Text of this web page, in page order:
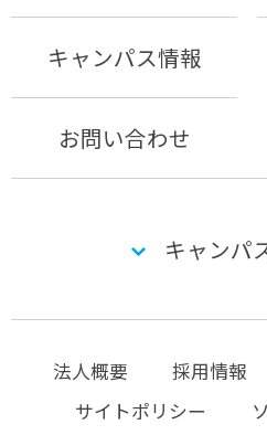
キャンパス情報
お問い合わせ
キャンパ
法人概要 採用情報
サイトポリシー